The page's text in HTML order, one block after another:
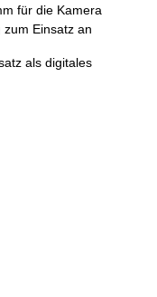
für die Kamera
Einsatz an
als digitales